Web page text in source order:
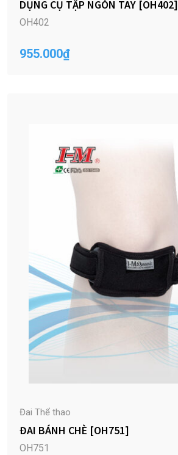
DỤNG CỤ TẬP NGÓN TAY [OH402]
OH402
955.000₫
Đai Thể thao
ĐAI BÁNH CHÈ [OH751]
OH751